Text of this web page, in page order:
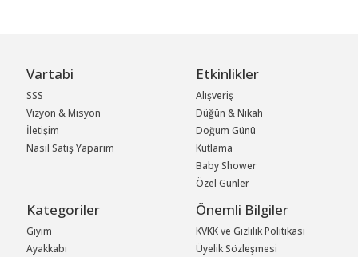
Vartabi
SSS
Vizyon & Misyon
İletişim
Nasıl Satış Yaparım
Etkinlikler
Alışveriş
Düğün & Nikah
Doğum Günü
Kutlama
Baby Shower
Özel Günler
Kategoriler
Giyim
Ayakkabı
Önemli Bilgiler
KVKK ve Gizlilik Politikası
Üyelik Sözleşmesi